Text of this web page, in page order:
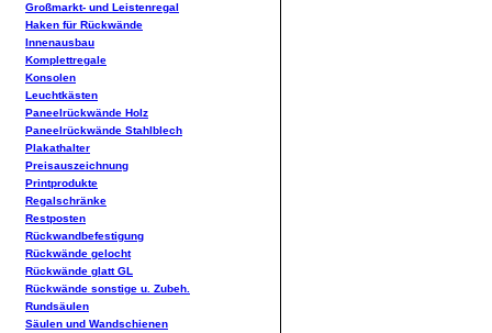
Großmarkt- und Leistenregal
Haken für Rückwände
Innenausbau
Komplettregale
Konsolen
Leuchtkästen
Paneelrückwände Holz
Paneelrückwände Stahlblech
Plakathalter
Preisauszeichnung
Printprodukte
Regalschränke
Restposten
Rückwandbefestigung
Rückwände gelocht
Rückwände glatt GL
Rückwände sonstige u. Zubeh.
Rundsäulen
Säulen und Wandschienen